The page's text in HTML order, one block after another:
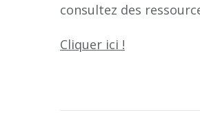
consultez des
Cliquer ici !